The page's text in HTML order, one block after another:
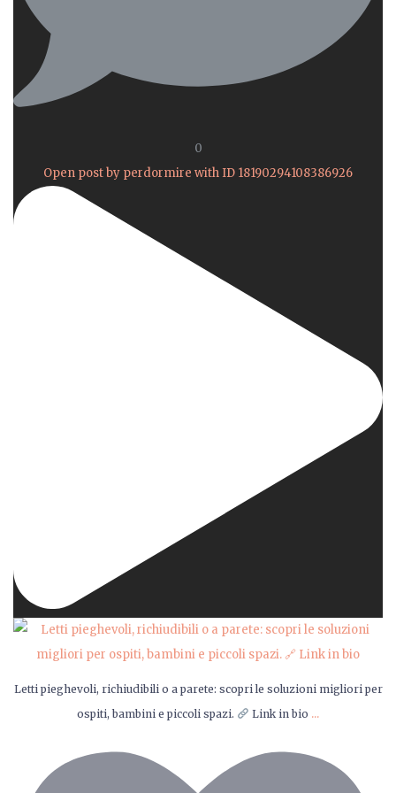
0
Open post by perdormire with ID 18190294108386926
Letti pieghevoli, richiudibili o a parete: scopri le soluzioni migliori per
ospiti, bambini e piccoli spazi.
Link in bio ...